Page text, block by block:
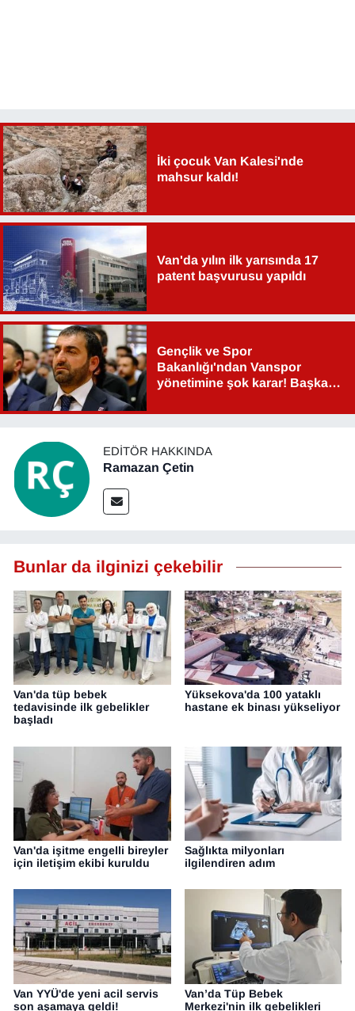
İki çocuk Van Kalesi'nde
mahsur kaldı!
Van'da yılın ilk yarısında 17
patent başvurusu yapıldı
Gençlik ve Spor
Bakanlığı'ndan Vanspor
yönetimine şok karar! Başkan
EDITÖR HAKKINDA
Ramazan Çetin
Bunlar da ilginizi çekebilir
Van'da tüp bebek
tedavisinde ilk gebelikler
başladı
Yüksekova'da 100 yataklı
hastane ek binası yükseliyor
Van'da işitme engelli bireyler
için iletişim ekibi kuruldu
Sağlıkta milyonları
ilgilendiren adım
Van YYÜ'de yeni acil servis
son aşamaya geldi!
Van’da Tüp Bebek
Merkezi'nin ilk gebelikleri